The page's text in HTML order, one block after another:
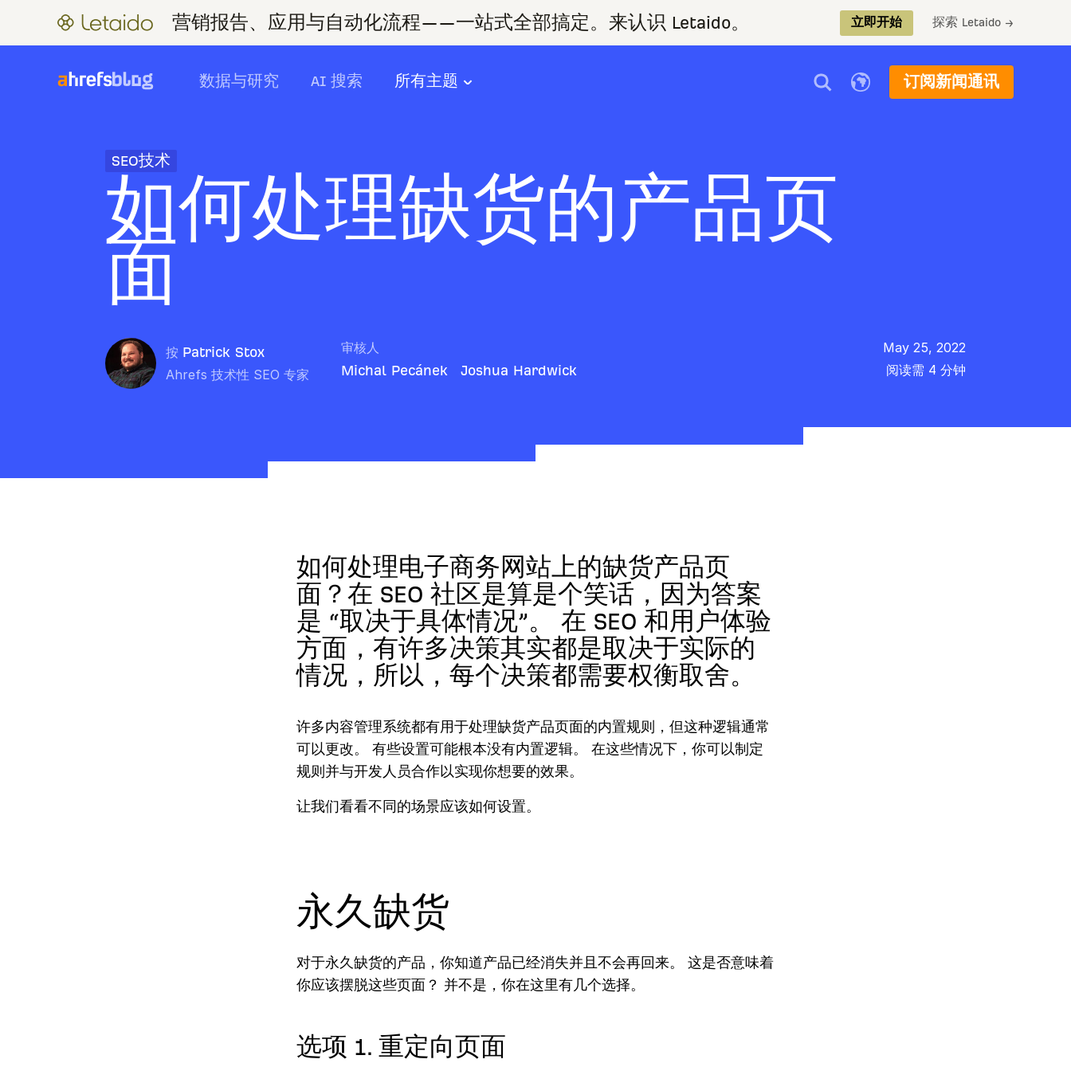
营销报告、应用与自动化流程——一站式全部搞定。来认识 Letaido。 立即开始 探索 Letaido →
数据与研究 AI 搜索 所有主题 订阅新闻通讯
SEO技术
如何处理缺货的产品页
面
按 Patrick Stox
Ahrefs 技术性 SEO 专家
审核人
Michal Pecánek Joshua Hardwick
May 25, 2022
阅读需 4 分钟
如何处理电子商务网站上的缺货产品页
面？在 SEO 社区是算是个笑话，因为答案
是 “取决于具体情况”。 在 SEO 和用户体验
方面，有许多决策其实都是取决于实际的
情况，所以，每个决策都需要权衡取舍。
许多内容管理系统都有用于处理缺货产品页面的内置规则，但这种逻辑通常
可以更改。 有些设置可能根本没有内置逻辑。 在这些情况下，你可以制定
规则并与开发人员合作以实现你想要的效果。
让我们看看不同的场景应该如何设置。
永久缺货
对于永久缺货的产品，你知道产品已经消失并且不会再回来。 这是否意味着
你应该摆脱这些页面？ 并不是，你在这里有几个选择。
选项 1. 重定向页面